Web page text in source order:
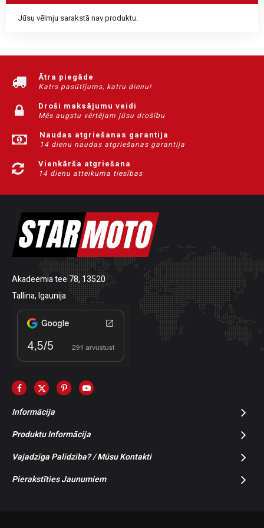
Jūsu vēlmju sarakstā nav produktu.
Ātra piegāde
Katrs pasūtījums, katru dienu!
Droši maksājumu veidi
Mēs augstu vērtējam jūsu drošību
Naudas atgriešanas garantija
14 dienu naudas atgriešanas garantija
Vienkārša atgriešana
14 dienu atteikuma tiesības
Akadeemia tee 78, 13520
Tallina, Igaunija
Informācija
Produktu Informācija
Vajadzīga Palīdzība? / Mūsu Kontakti
Pierakstīties Jaunumiem